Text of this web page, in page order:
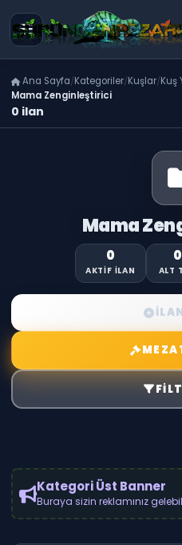
Ana Sayfa Kategoriler Kuşlar Kuş
Mama Zenginleştirici
0 ilan
Mama
0
AKTIF İLAN
0
ALT
Kategori Üst Banner
Buraya sizin reklamınız